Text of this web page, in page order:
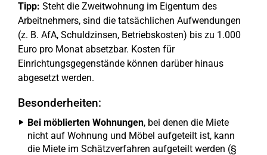
Tipp: Steht die Zweitwohnung im Eigentum des
Arbeitnehmers, sind die tatsächlichen Aufwendungen
(z. B. AfA, Schuldzinsen, Betriebskosten) bis zu 1.000
Euro pro Monat absetzbar. Kosten für
Einrichtungsgegenstände können darüber hinaus
abgesetzt werden.
Besonderheiten:
Bei möblierten Wohnungen, bei denen die Miete
nicht auf Wohnung und Möbel aufgeteilt ist, kann
die Miete im Schätzverfahren aufgeteilt werden (§